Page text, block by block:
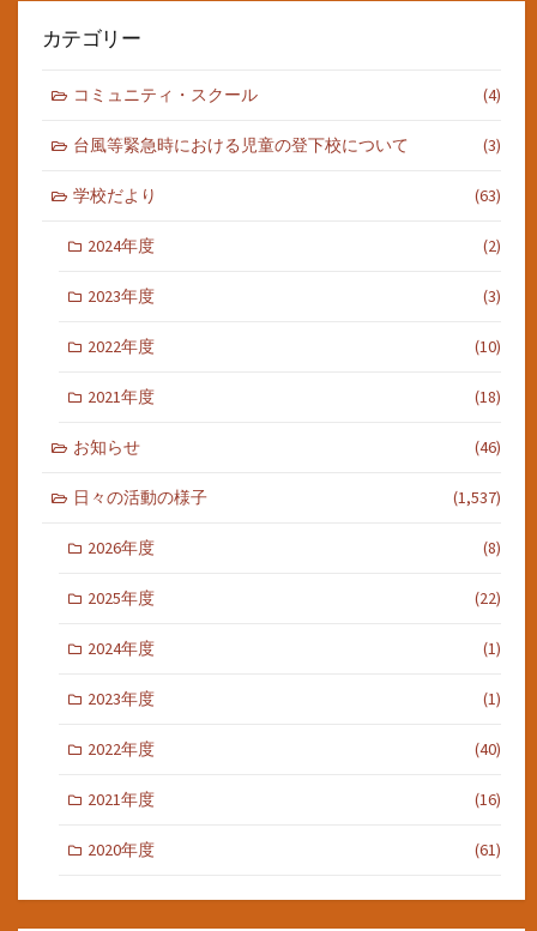
カテゴリー
コミュニティ・スクール (4)
台風等緊急時における児童の登下校について (3)
学校だより (63)
2024年度 (2)
2023年度 (3)
2022年度 (10)
2021年度 (18)
お知らせ (46)
日々の活動の様子 (1,537)
2026年度 (8)
2025年度 (22)
2024年度 (1)
2023年度 (1)
2022年度 (40)
2021年度 (16)
2020年度 (61)